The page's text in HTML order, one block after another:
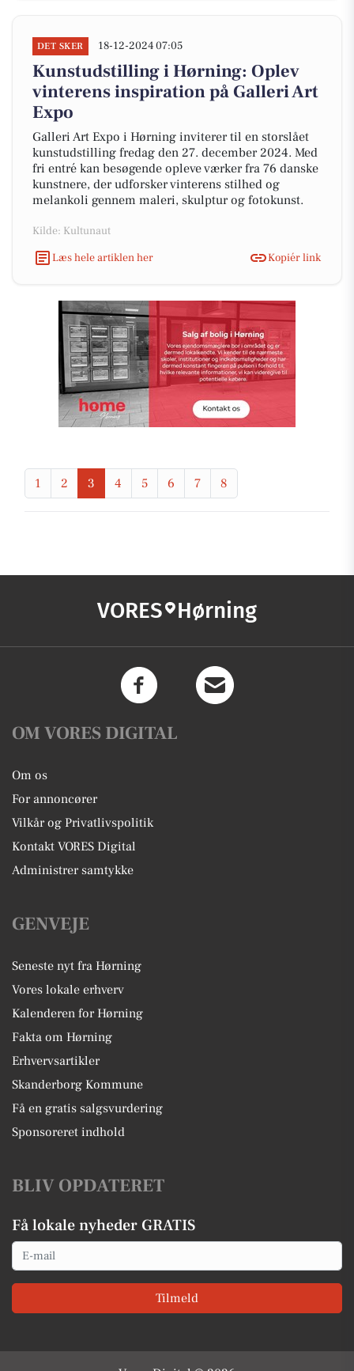
DET SKER 18-12-2024 07:05
Kunstudstilling i Hørning: Oplev
vinterens inspiration på Galleri Art
Expo
Galleri Art Expo i Hørning inviterer til en storslået
kunstudstilling fredag den 27. december 2024. Med
fri entré kan besøgende opleve værker fra 76 danske
kunstnere, der udforsker vinterens stilhed og
melankoli gennem maleri, skulptur og fotokunst.
Kilde: Kultunaut
Læs hele artiklen her
Kopiér link
1 2 3 4 5 6 7 8
VORES Hørning
OM VORES DIGITAL
Om os
For annoncører
Vilkår og Privatlivspolitik
Kontakt VORES Digital
Administrer samtykke
GENVEJE
Seneste nyt fra Hørning
Vores lokale erhverv
Kalenderen for Hørning
Fakta om Hørning
Erhvervsartikler
Skanderborg Kommune
Få en gratis salgsvurdering
Sponsoreret indhold
BLIV OPDATERET
Få lokale nyheder GRATIS
Email
Tilmeld